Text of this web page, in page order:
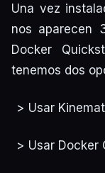
Una vez
nos aparecen
Docker
tenemos dos
Usar
Usar Docker